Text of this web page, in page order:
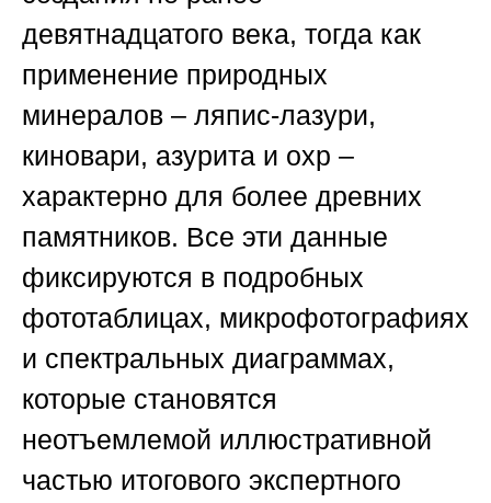
девятнадцатого века, тогда как
применение природных
минералов – ляпис-лазури,
киновари, азурита и охр –
характерно для более древних
памятников. Все эти данные
фиксируются в подробных
фототаблицах, микрофотографиях
и спектральных диаграммах,
которые становятся
неотъемлемой иллюстративной
частью итогового экспертного